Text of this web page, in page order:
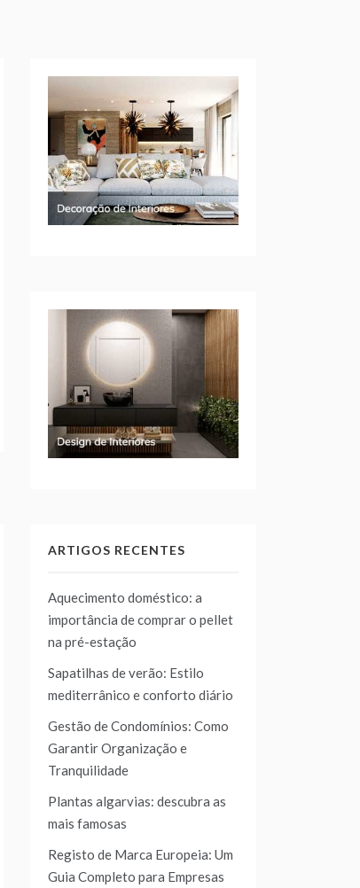
ARTIGOS RECENTES
Aquecimento doméstico: a
importância de comprar o pellet
na pré-estação
Sapatilhas de verão: Estilo
mediterrânico e conforto diário
Gestão de Condomínios: Como
Garantir Organização e
Tranquilidade
Plantas algarvias: descubra as
mais famosas
Registo de Marca Europeia: Um
Guia Completo para Empresas